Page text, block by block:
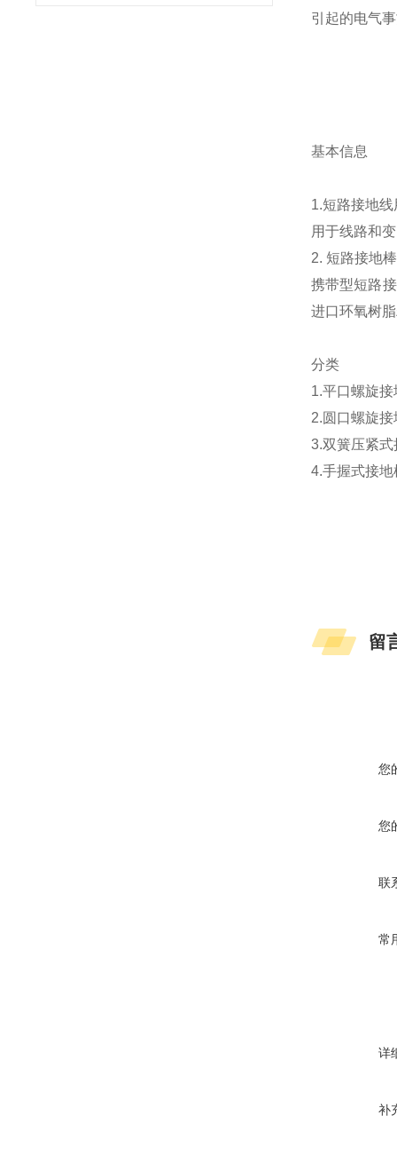
引起的电气
基本信息
1.短路接地
用于线路和
2. 短路接地
携带型短路
进口环氧树
分类
1.平口螺旋
2.圆口螺旋
3.双簧压紧
4.手握式接
留
您
您
联
常
详
补